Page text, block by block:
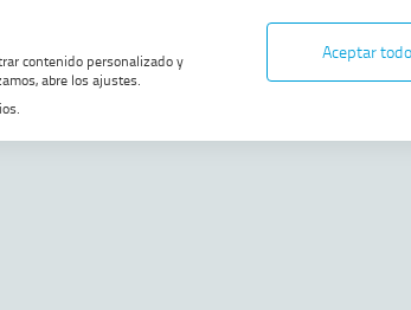
contenido personalizado y
abre los ajustes.
Aceptar todo